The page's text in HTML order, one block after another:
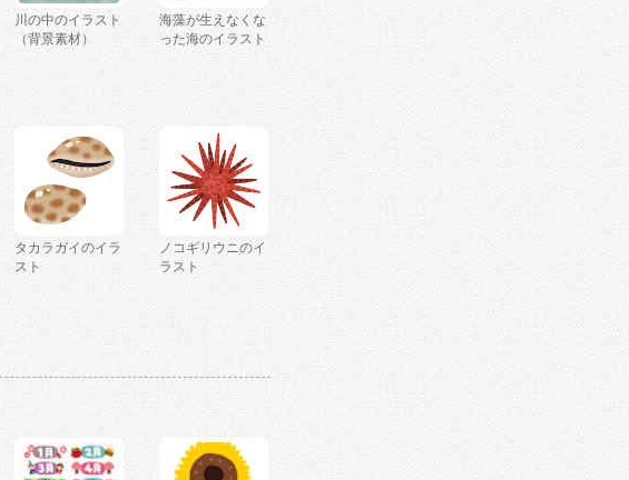
川の中のイラスト
（背景素材）
海藻が生えなくな
った海のイラスト
タカラガイのイラ
スト
ノコギリウニのイ
ラスト